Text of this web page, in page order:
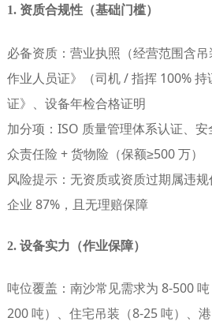
1. 资质合规性（基础门槛）
必备资质：营业执照（经营范围含
作业人员证》（司机 / 指挥 100%
证》、设备年检合格证明
加分项 ：ISO 质量管理体系认证、
众责任险 + 货物险（保额≥500 万）
风险提示：无资质或资质过期属违
企业 87%，且无理赔保障
2. 设备实力（作业保障）
吨位覆盖 ：南沙常见需求为 8-500
200 吨）、住宅吊装（8-25 吨）、